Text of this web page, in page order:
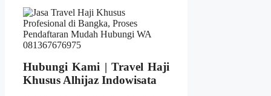
Hubungi Kami | Travel Haji
Khusus Alhijaz Indowisata